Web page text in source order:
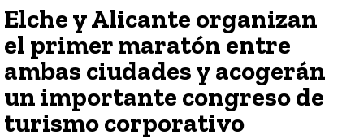
Elche y Alicante organizan
el primer maratón entre
ambas ciudades y acogerán
un importante congreso de
turismo corporativo